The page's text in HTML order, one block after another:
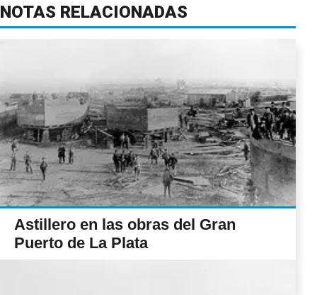
NOTAS RELACIONADAS
Astillero en las obras del Gran
Puerto de La Plata